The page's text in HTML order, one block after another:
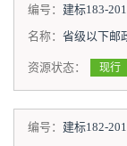
编号： 建标183-
名称： 省级以下邮
资源状态： 现行
编号： 建标182-